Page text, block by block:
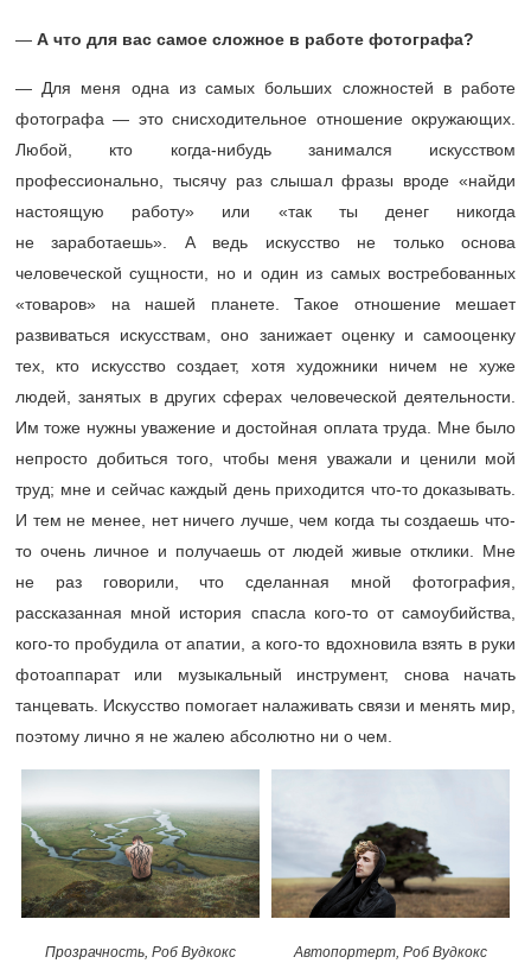
— А что для вас самое сложное в работе фотографа?
— Для меня одна из самых больших сложностей в работе
фотографа — это снисходительное отношение окружающих.
Любой, кто когда-нибудь занимался искусством
профессионально, тысячу раз слышал фразы вроде «найди
настоящую работу» или «так ты денег никогда
не заработаешь». А ведь искусство не только основа
человеческой сущности, но и один из самых востребованных
«товаров» на нашей планете. Такое отношение мешает
развиваться искусствам, оно занижает оценку и самооценку
тех, кто искусство создает, хотя художники ничем не хуже
людей, занятых в других сферах человеческой деятельности.
Им тоже нужны уважение и достойная оплата труда. Мне было
непросто добиться того, чтобы меня уважали и ценили мой
труд; мне и сейчас каждый день приходится что-то доказывать.
И тем не менее, нет ничего лучше, чем когда ты создаешь что-
то очень личное и получаешь от людей живые отклики. Мне
не раз говорили, что сделанная мной фотография,
рассказанная мной история спасла кого-то от самоубийства,
кого-то пробудила от апатии, а кого-то вдохновила взять в руки
фотоаппарат или музыкальный инструмент, снова начать
танцевать. Искусство помогает налаживать связи и менять мир,
поэтому лично я не жалею абсолютно ни о чем.
Прозрачность, Роб Вудкокс Автопортерт, Роб Вудкокс